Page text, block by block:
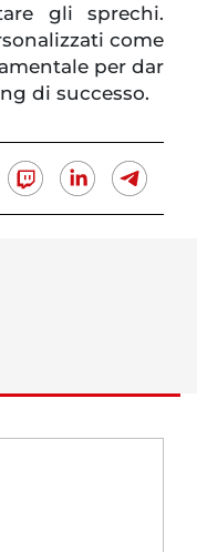
gli sprechi.
come
per dar
di successo.